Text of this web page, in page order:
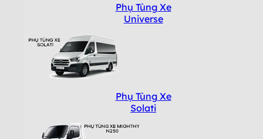
Phụ Tùng Xe
Universe
Phụ Tùng Xe
Solati